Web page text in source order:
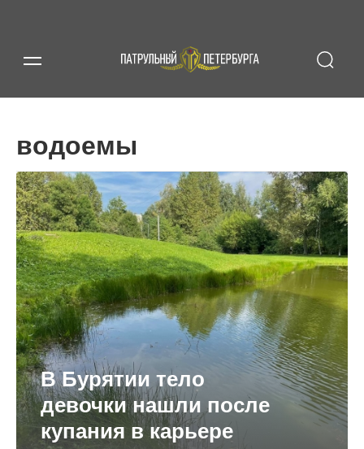
водоемы
В Бурятии тело
девочки нашли после
купания в карьере